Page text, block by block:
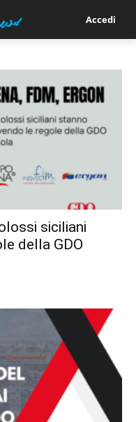
Accedi
siciliani
della GDO